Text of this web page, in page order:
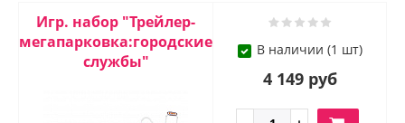
Игр. набор "Трейлер-
мегапарковка:городские
службы"
В наличии (1 шт)
4 149 руб